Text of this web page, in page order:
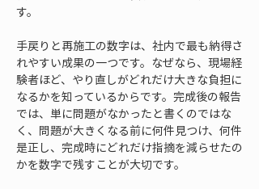
す。
手戻りと再施工の数字は、社内で最も納得さ
れやすい成果の一つです。なぜなら、現場経
験者ほど、やり直しがどれだけ大きな負担に
なるかを知っているからです。完成後の報告
では、単に問題がなかったと書くのではな
く、問題が大きくなる前に何件見つけ、何件
是正し、完成時にどれだけ指摘を減らせたの
かを数字で残すことが大切です。